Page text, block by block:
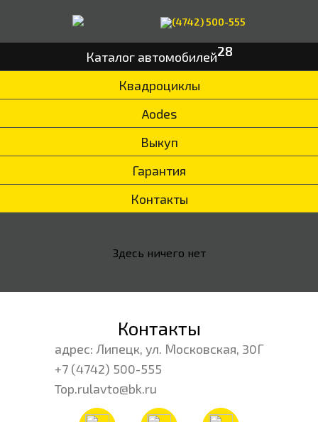
(4742) 500-555
Каталог автомобилей28
Квадроциклы
Aodes
Выкуп
Гарантия
Контакты
Здесь ничего нет
Контакты
адрес: Липецк, ул. Московская, 30Г
+7 (4742) 500-555
Top.rulavto@bk.ru